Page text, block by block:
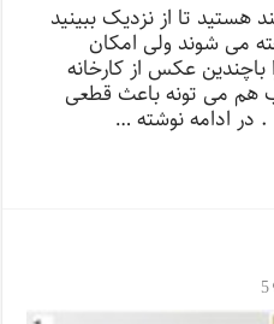
تا از نزدیک ببینید
می شوند ولی امکان
باچندین عکس از کارخانه
هم می تونه باعث قطعی
ادامه نوشته …
5